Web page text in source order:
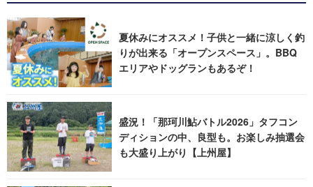
夏休みにオススメ！子供と一緒に涼しく釣
りが出来る「オープンスペース」。BBQ
エリアやドッグランもあるぞ！
盛況！「那珂川鮎バトル2026」タフコン
ディションの中、良型も。お楽しみ抽選会
も大盛り上がり【上州屋】